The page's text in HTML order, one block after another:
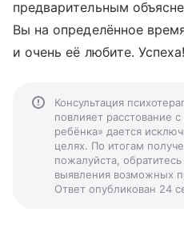
предварительным
Вы на определённое
и очень её любите. Успеха!
Консультация
повлияет расстование
ребёнка» дается
целях. По итогам
пожалуйста,
выявления возможных
Ответ опубликован 24